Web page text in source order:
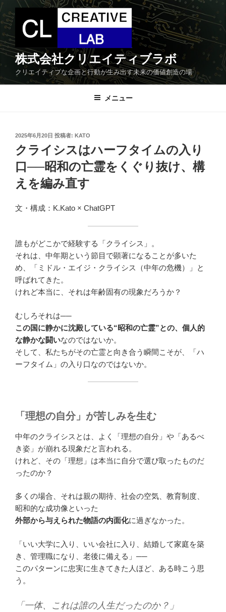
コ
ン
テ
ン
ツ
株式会社クリエイティブラボ
クリエイティブな企画と行動が生み出す未来の価値創造の場
メニュー
投
日:
2025年6月20日 投稿者: KATO
クライシスはハーフタイムの入り
口──昭和の亡霊をくぐり抜け、構
えを編み直す
文・構成：K.Kato × ChatGPT
誰もがどこかで経験する「クライシス」。
それは、中年期という節目で顕著になることが多いた
め、「ミドル・エイジ・クライシス（中年の危機）」と
呼ばれてきた。
けれど本当に、それは年齢固有の現象だろうか？
むしろそれは──
この国に静かに沈殿している“昭和の亡霊”との、個人的
な静かな闘いなのではないか。
そして、私たちがその亡霊と向き合う瞬間こそが、「ハ
ーフタイム」の入り口なのではないか。
「理想の自分」が苦しみを生む
中年のクライシスとは、よく「理想の自分」や「あるべ
き姿」が崩れる現象だと言われる。
けれど、その「理想」は本当に自分で選び取ったものだ
ったのか？
多くの場合、それは親の期待、社会の空気、教育制度、
昭和的な成功像といった
外部から与えられた物語の内面化に過ぎなかった。
「いい大学に入り、いい会社に入り、結婚して家庭を築
き、管理職になり、老後に備える」──
このパターンに忠実に生きてきた人ほど、ある時こう思
う。
「一体、これは誰の人生だったのか？」